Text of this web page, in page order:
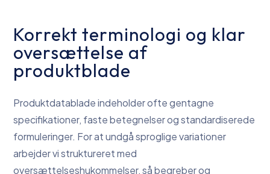
Korrekt terminologi og klar
oversættelse af
produktblade
Produktdatablade indeholder ofte gentagne
specifikationer, faste betegnelser og standardiserede
formuleringer. For at undgå sproglige variationer
arbejder vi struktureret med
oversættelseshukommelser, så begreber og